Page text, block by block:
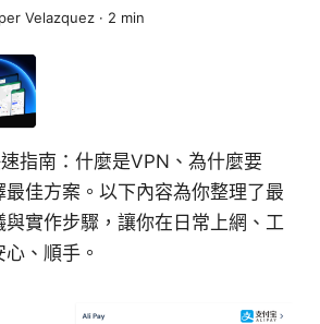
Velazquez · 2 min
指南：什麼是VPN、為什麼要
佳方案。以下內容為你整理了最
實作步驟，讓你在日常上網、工
、順手。